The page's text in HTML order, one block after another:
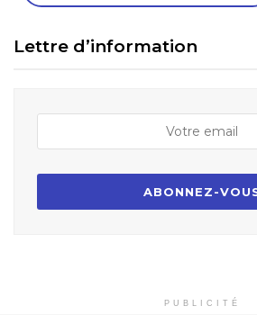
Lettre d’information
PUBLICITÉ